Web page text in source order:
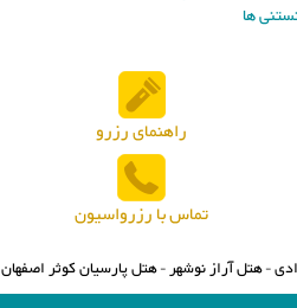
ها
راهنمای رزرو
تماس با رزرواسیون
-هتل آراز نوشهر-هتل پارسیان کوثر اصفهان